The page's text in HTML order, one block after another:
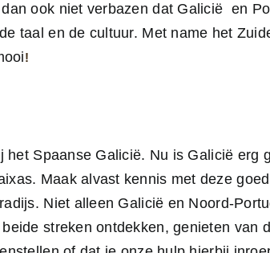
ook niet verbazen dat Galicië en
taal en de cultuur. Met name het
!
Spaanse Galicië. Nu is Galicië erg
Maak alvast kennis met deze
Niet alleen Galicië en Noord-
streken ontdekken, genieten van